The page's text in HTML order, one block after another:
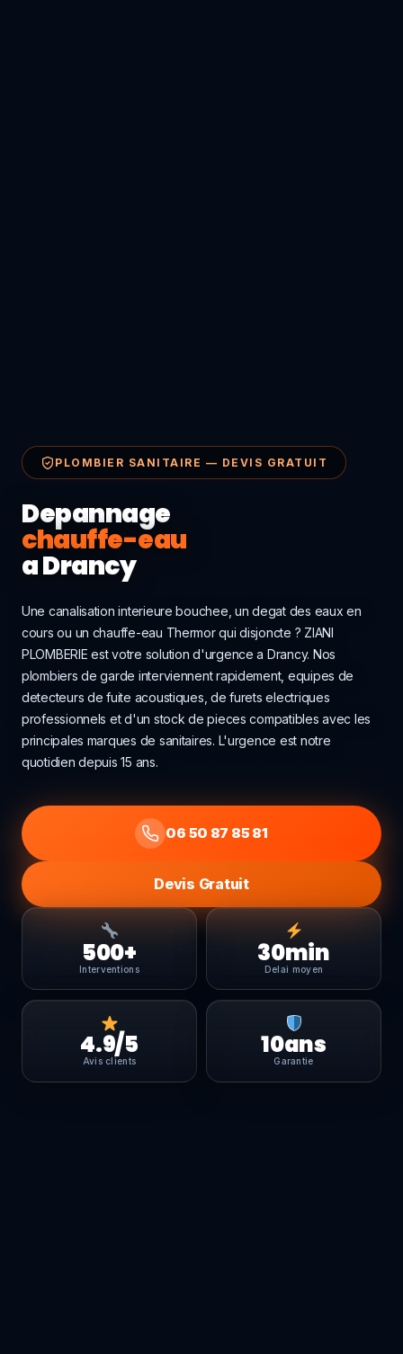
PLOMBIER SANITAIRE — DEVIS GRATUIT
Depannage
chauffe-eau
a Drancy
Une canalisation interieure bouchee, un degat des eaux en
cours ou un chauffe-eau Thermor qui disjoncte ? ZIANI
PLOMBERIE est votre solution d'urgence a Drancy. Nos
plombiers de garde interviennent rapidement, equipes de
detecteurs de fuite acoustiques, de furets electriques
professionnels et d'un stock de pieces compatibles avec les
principales marques de sanitaires. L'urgence est notre
quotidien depuis 15 ans.
06 50 87 85 81
Devis Gratuit
500+
Interventions
30min
Delai moyen
4.9/5
Avis clients
10ans
Garantie